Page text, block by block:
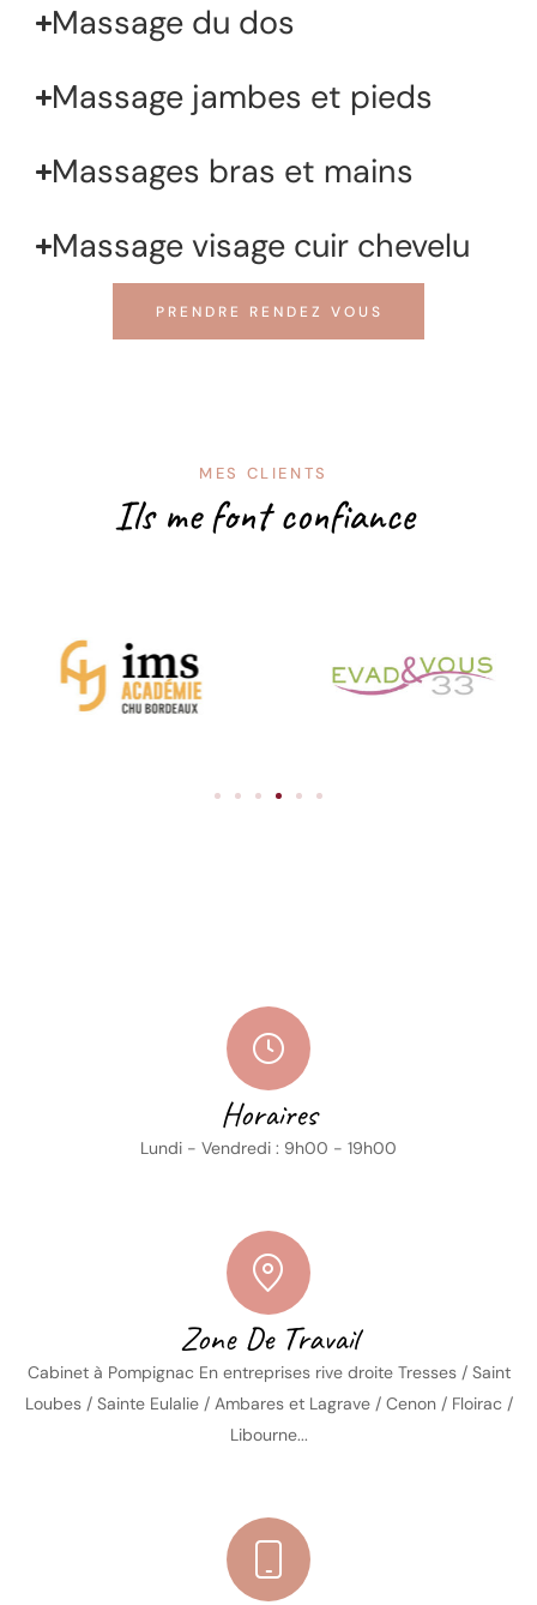
Massage du dos
Massage jambes et pieds
Massages bras et mains
Massage visage cuir chevelu
PRENDRE RENDEZ VOUS
Ils me font confiance
MES CLIENTS
Horaires
Lundi - Vendredi : 9h00 - 19h00
Zone De Travail
Cabinet à Pompignac En entreprises rive droite Tresses / Saint
Loubes / Sainte Eulalie / Ambares et Lagrave / Cenon / Floirac /
Libourne...